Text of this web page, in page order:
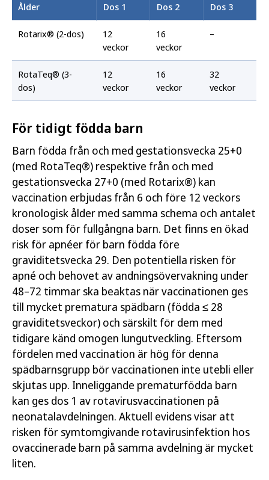
Ålder Dos 1 Dos 2 Dos 3
Rotarix® (2-dos)
12
veckor
16
veckor
–
RotaTeq® (3-
dos)
12
veckor
16
veckor
32
veckor
För tidigt födda barn
Barn födda från och med gestationsvecka 25+0
(med RotaTeq®) respektive från och med
gestationsvecka 27+0 (med Rotarix®) kan
vaccination erbjudas från 6 och före 12 veckors
kronologisk ålder med samma schema och antalet
doser som för fullgångna barn. Det finns en ökad
risk för apnéer för barn födda före
graviditetsvecka 29. Den potentiella risken för
apné och behovet av andningsövervakning under
48–72 timmar ska beaktas när vaccinationen ges
till mycket prematura spädbarn (födda ≤ 28
graviditetsveckor) och särskilt för dem med
tidigare känd omogen lungutveckling. Eftersom
fördelen med vaccination är hög för denna
spädbarnsgrupp bör vaccinationen inte utebli eller
skjutas upp. Inneliggande prematurfödda barn
kan ges dos 1 av rotavirusvaccinationen på
neonatalavdelningen. Aktuell evidens visar att
risken för symtomgivande rotavirusinfektion hos
ovaccinerade barn på samma avdelning är mycket
liten.